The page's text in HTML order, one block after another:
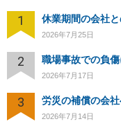
1 休業期間の会社
2026年7月25日
2 職場事故での負
2026年7月17日
3 労災の補償の会
2026年7月14日